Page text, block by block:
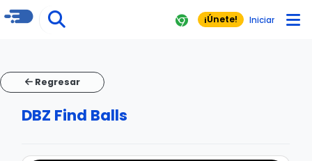
¡Únete! Iniciar
Regresar
DBZ Find Balls